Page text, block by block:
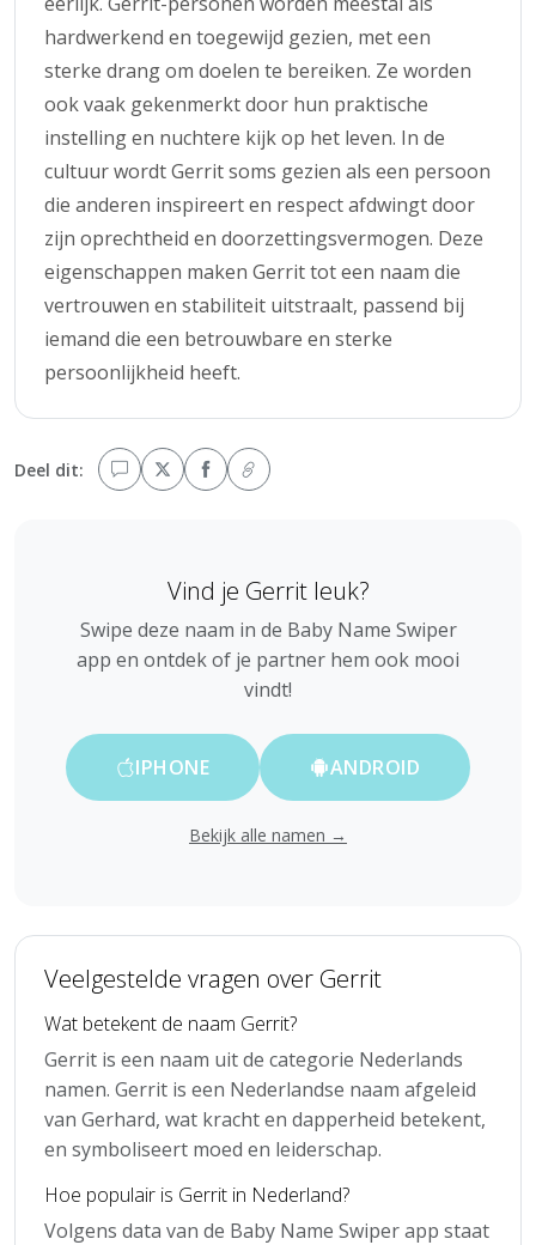
hardwerkend en toegewijd gezien, met een
sterke drang om doelen te bereiken. Ze worden
ook vaak gekenmerkt door hun praktische
instelling en nuchtere kijk op het leven. In de
cultuur wordt Gerrit soms gezien als een persoon
die anderen inspireert en respect afdwingt door
zijn oprechtheid en doorzettingsvermogen. Deze
eigenschappen maken Gerrit tot een naam die
vertrouwen en stabiliteit uitstraalt, passend bij
iemand die een betrouwbare en sterke
persoonlijkheid heeft.
Deel dit:
Vind je Gerrit leuk?
Swipe deze naam in de Baby Name Swiper
app en ontdek of je partner hem ook mooi
vindt!
IPHONE ANDROID
Bekijk alle namen →
Veelgestelde vragen over Gerrit
Wat betekent de naam Gerrit?
Gerrit is een naam uit de categorie Nederlands
namen. Gerrit is een Nederlandse naam afgeleid
van Gerhard, wat kracht en dapperheid betekent,
en symboliseert moed en leiderschap.
Hoe populair is Gerrit in Nederland?
Volgens data van de Baby Name Swiper app staat